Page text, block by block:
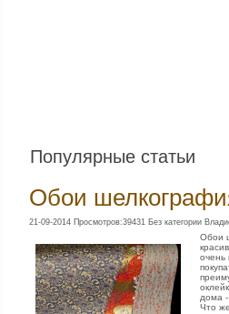
Популярные статьи
Обои
21-09-2014 Просмотров:39431 Без категории
Обои
очень
дома -
Что